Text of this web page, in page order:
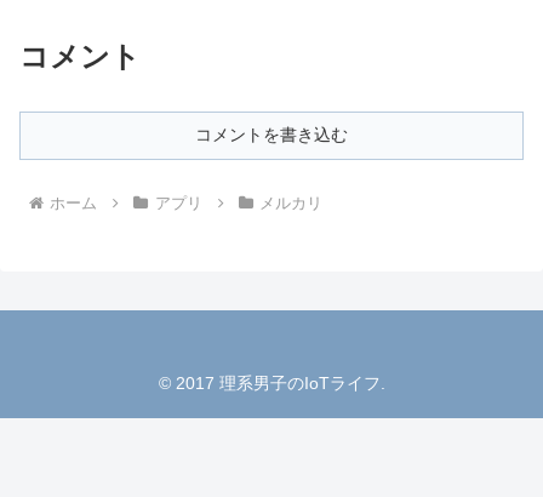
コメント
コメントを書き込む
ホーム アプリ メルカリ
© 2017 理系男子のIoTライフ.